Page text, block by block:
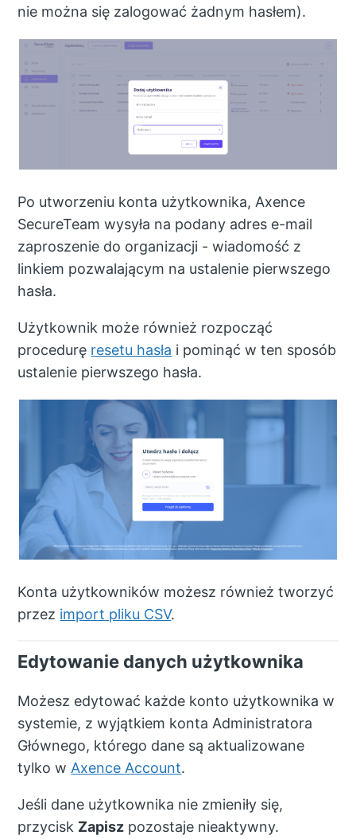
nie można się zalogować żadnym hasłem).
Po utworzeniu konta użytkownika, Axence
SecureTeam wysyła na podany adres e-mail
zaproszenie do organizacji - wiadomość z
linkiem pozwalającym na ustalenie pierwszego
hasła.
Użytkownik może również rozpocząć
procedurę resetu hasła i pominąć w ten sposób
ustalenie pierwszego hasła.
Konta użytkowników możesz również tworzyć
przez import pliku CSV.
Edytowanie danych użytkownika
Możesz edytować każde konto użytkownika w
systemie, z wyjątkiem konta Administratora
Głównego, którego dane są aktualizowane
tylko wAxence Account.
Jeśli dane użytkownika nie zmieniły się,
przycisk Zapisz pozostaje nieaktywny.